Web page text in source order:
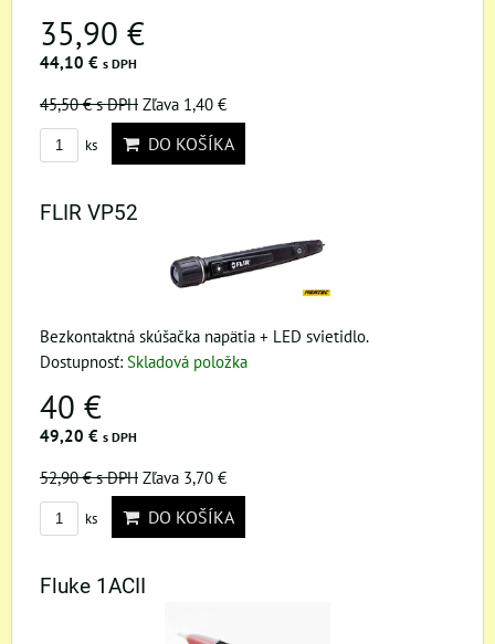
35,90 €
44,10 € s DPH
45,50 €s DPH Zľava 1,40 €
ks DO KOŠÍKA
FLIR VP52
Bezkontaktná skúšačka napätia + LED svietidlo.
Dostupnosť: Skladová položka
40 €
49,20 € s DPH
52,90 €s DPH Zľava 3,70 €
ks DO KOŠÍKA
Fluke 1ACII